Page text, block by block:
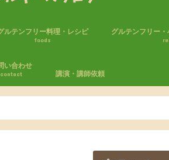
ルテンフリー料理・レシピ
foods
つ
・ライスジュレ
料
グルテンフリー
こと
い合わせ
contact 講演・講師依頼